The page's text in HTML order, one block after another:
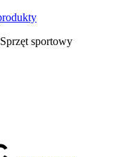
Sprzęt sportowy